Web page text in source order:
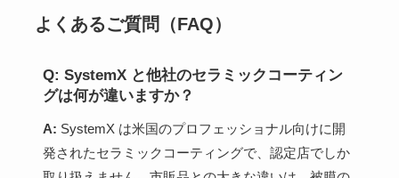
よくあるご質問（FAQ）
Q: SystemX と他社のセラミックコーティン
グは何が違いますか？
A: SystemX は米国のプロフェッショナル向けに開
発されたセラミックコーティングで、認定店でしか